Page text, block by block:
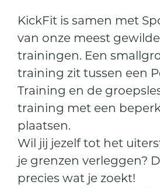
KickFit is samen met
van onze meest
trainingen. Een
training zit tussen een
Training en de
training met een
plaatsen.
Wil jij jezelf tot het
je grenzen verleggen?
precies wat je zoekt!